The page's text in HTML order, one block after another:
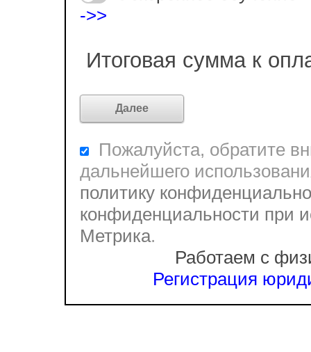
->>
Итоговая сумма к
Пожалуйста, обратите
дальнейшего
политику
конфиденциальности при
Метрика.
Работаем с
Регистрация